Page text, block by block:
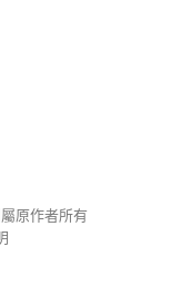
原作者所有